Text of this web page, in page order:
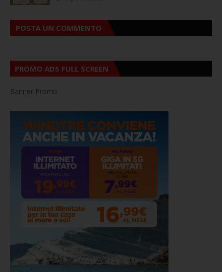
POSTA UN COMMENTO
PROMO ADS FULL SCREEN
Banner Promo